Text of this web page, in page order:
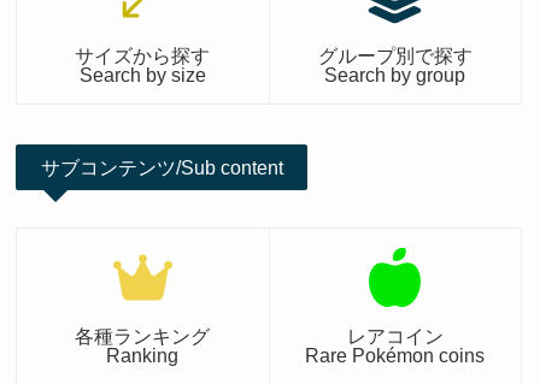
サイズから探す
Search by size
グループ別で探す
Search by group
サブコンテンツ/Sub content
各種ランキング
Ranking
レアコイン
Rare Pokémon coins